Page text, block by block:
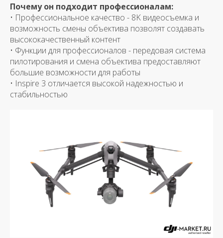
Почему он подходит профессионалам:
• Профессиональное качество - 8K видеосъемка и
возможность смены объектива позволят создавать
высококачественный контент
• Функции для профессионалов - передовая система
пилотирования и смена объектива предоставляют
большие возможности для работы
• Inspire 3 отличается высокой надежностью и
стабильностью